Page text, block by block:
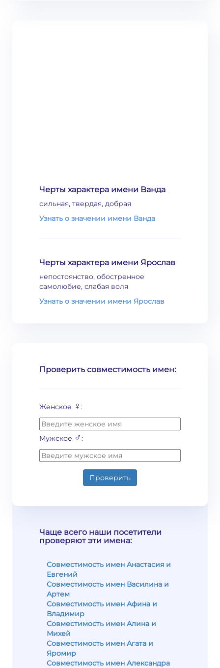
Черты характера имени Ванда
сильная, твердая, добрая
Узнать о значении имени Ванда
Черты характера имени Ярослав
непостоянство, обостренное
самолюбие, слабая воля
Узнать о значении имени Ярослав
Проверить совместимость имен:
Женское ♀ :
Мужское ♂:
Проверить
Чаще всего наши посетители
проверяют эти имена:
Совместимость имен Анастасия и
Евгений
Совместимость имен Василина и
Артем
Совместимость имен Афина и
Владимир
Совместимость имен Алина и
Михей
Совместимость имен Агата и
Яромир
Совместимость имен Александра